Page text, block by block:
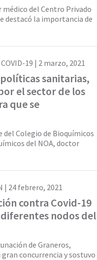
del Centro Privado
destacó la importancia de
19 | 2 marzo, 2021
sanitarias,
el sector de los
que se
del Colegio de Bioquímicos
del NOA, doctor
| 24 febrero, 2021
contra Covid-19
diferentes nodos del
de Graneros,
concurrencia y sostuvo